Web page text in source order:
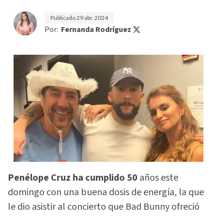
Publicado29 abr. 2024
Por: Fernanda Rodríguez
Penélope Cruz ha cumplido 50 años este
domingo con una buena dosis de energía, la que
le dio asistir al concierto que Bad Bunny ofreció